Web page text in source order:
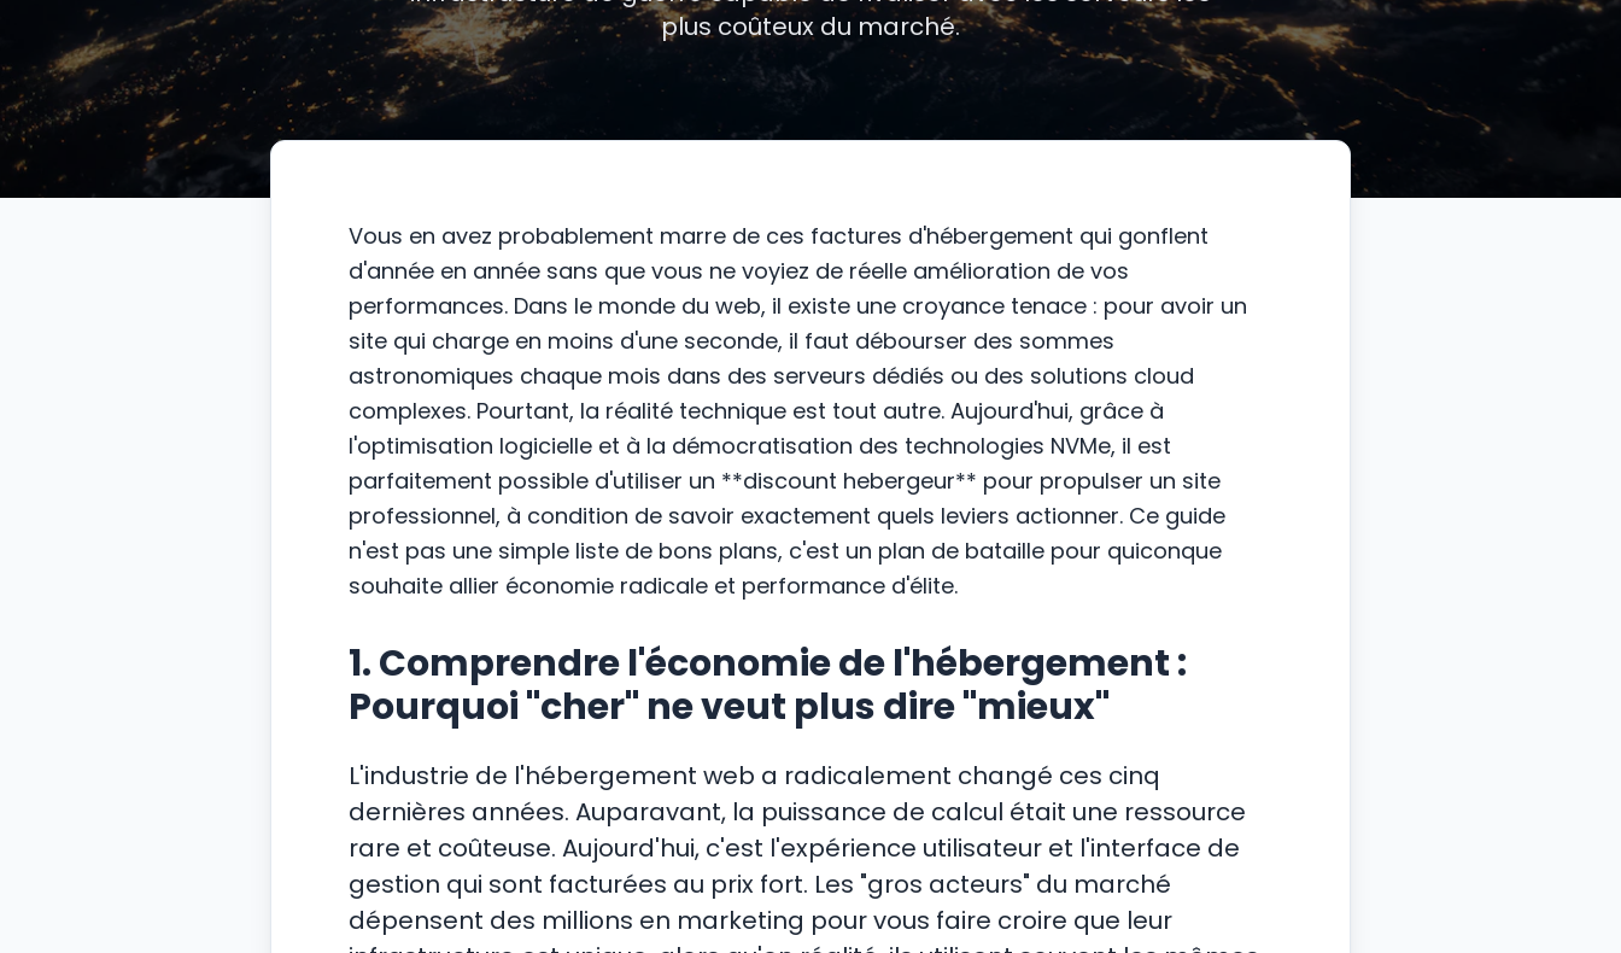
plus coûteux du marché.
Vous en avez probablement marre de ces factures d'hébergement qui gonflent
d'année en année sans que vous ne voyiez de réelle amélioration de vos
performances. Dans le monde du web, il existe une croyance tenace : pour avoir un
site qui charge en moins d'une seconde, il faut débourser des sommes
astronomiques chaque mois dans des serveurs dédiés ou des solutions cloud
complexes. Pourtant, la réalité technique est tout autre. Aujourd'hui, grâce à
l'optimisation logicielle et à la démocratisation des technologies NVMe, il est
parfaitement possible d'utiliser un **discount hebergeur** pour propulser un site
professionnel, à condition de savoir exactement quels leviers actionner. Ce guide
n'est pas une simple liste de bons plans, c'est un plan de bataille pour quiconque
souhaite allier économie radicale et performance d'élite.
1. Comprendre l'économie de l'hébergement :
Pourquoi "cher" ne veut plus dire "mieux"
L'industrie de l'hébergement web a radicalement changé ces cinq
dernières années. Auparavant, la puissance de calcul était une ressource
rare et coûteuse. Aujourd'hui, c'est l'expérience utilisateur et l'interface de
gestion qui sont facturées au prix fort. Les "gros acteurs" du marché
dépensent des millions en marketing pour vous faire croire que leur